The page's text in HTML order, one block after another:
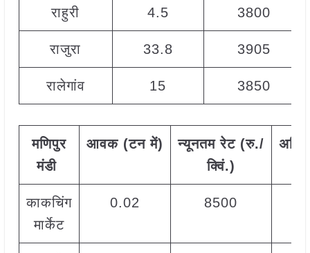
राहुरी 4.5 3800
राजुरा 33.8 3905
रालेगांव 15 3850
मणिपुर
मंडी
आवक(टन में) न्यूनतम रेट(रु./
क्विं.)
काकचिंग
मार्केट
0.02 8500